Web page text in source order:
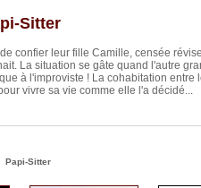
Sitter
confier leur fille Camille, censée
La situation se gâte quand l'autre
à l'improviste ! La cohabitation
vivre sa vie comme elle l'a décidé...
Papi-Sitter